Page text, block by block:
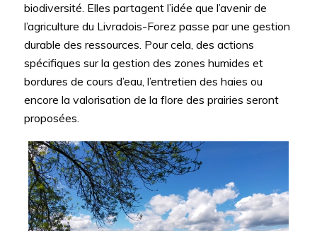
biodiversité. Elles partagent l’idée que l’avenir de
l’agriculture du Livradois-Forez passe par une gestion
durable des ressources. Pour cela, des actions
spécifiques sur la gestion des zones humides et
bordures de cours d’eau, l’entretien des haies ou
encore la valorisation de la flore des prairies seront
proposées.